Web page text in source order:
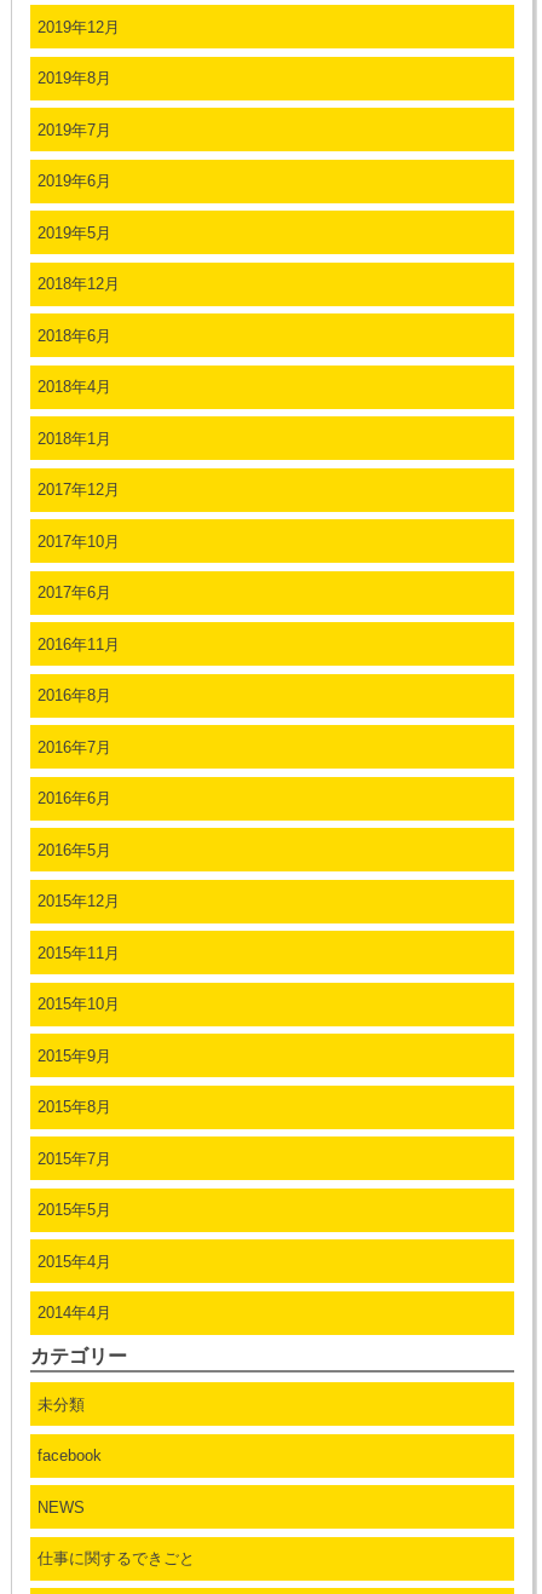
2019年12月
2019年8月
2019年7月
2019年6月
2019年5月
2018年12月
2018年6月
2018年4月
2018年1月
2017年12月
2017年10月
2017年6月
2016年11月
2016年8月
2016年7月
2016年6月
2016年5月
2015年12月
2015年11月
2015年10月
2015年9月
2015年8月
2015年7月
2015年5月
2015年4月
2014年4月
カテゴリー
未分類
facebook
NEWS
仕事に関するできごと